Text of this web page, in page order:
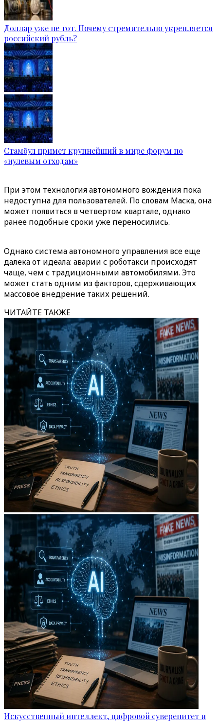
Доллар уже не тот. Почему стремительно укрепляется
российский рубль?
Стамбул примет крупнейший в мире форум по
«нулевым отходам»
При этом технология автономного вождения пока
недоступна для пользователей. По словам Маска, она
может появиться в четвертом квартале, однако
ранее подобные сроки уже переносились.
Однако система автономного управления все еще
далека от идеала: аварии с роботакси происходят
чаще, чем с традиционными автомобилями. Это
может стать одним из факторов, сдерживающих
массовое внедрение таких решений.
ЧИТАЙТЕ ТАКЖЕ
Искусственный интеллект, цифровой суверенитет и